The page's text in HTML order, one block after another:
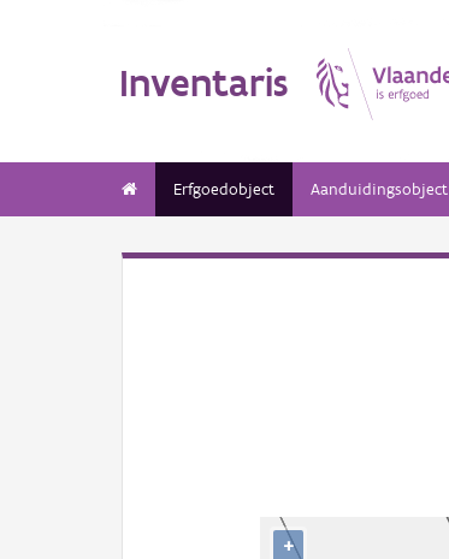
Inventaris
Erfgoedobject Aanduidingsobject
+